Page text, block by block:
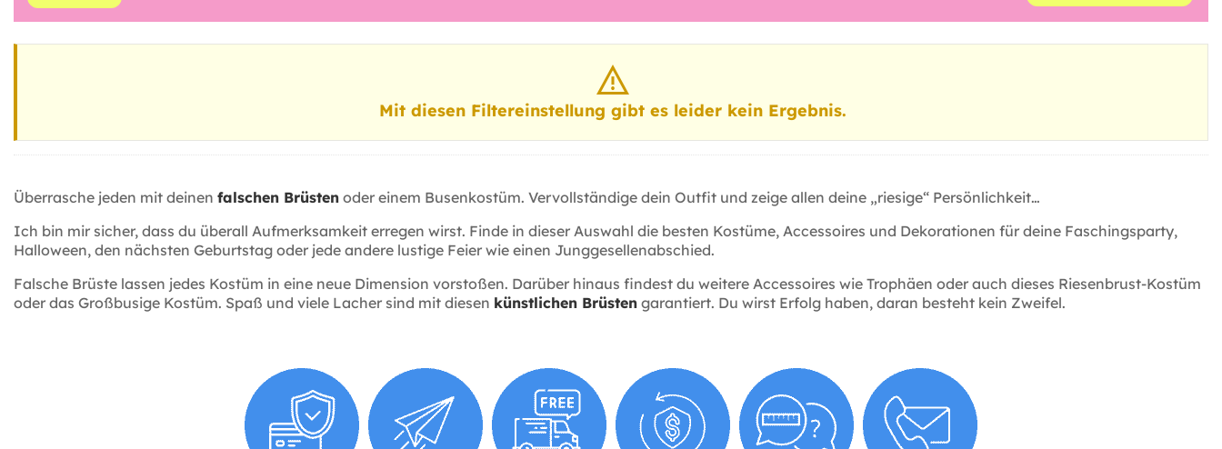
Mit diesen Filtereinstellung gibt es leider kein Ergebnis.
Überrasche jeden mit deinen falschen Brüsten oder einem Busenkostüm. Vervollständige dein Outfit und zeige allen deine „riesige“ Persönlichkeit…
Ich bin mir sicher, dass du überall Aufmerksamkeit erregen wirst. Finde in dieser Auswahl die besten Kostüme, Accessoires und Dekorationen für deine Faschingsparty,
Halloween, den nächsten Geburtstag oder jede andere lustige Feier wie einen Junggesellenabschied.
Falsche Brüste lassen jedes Kostüm in eine neue Dimension vorstoßen. Darüber hinaus findest du weitere Accessoires wie Trophäen oder auch dieses Riesenbrust-Kostüm
oder das Großbusige Kostüm. Spaß und viele Lacher sind mit diesen künstlichen Brüsten garantiert. Du wirst Erfolg haben, daran besteht kein Zweifel.